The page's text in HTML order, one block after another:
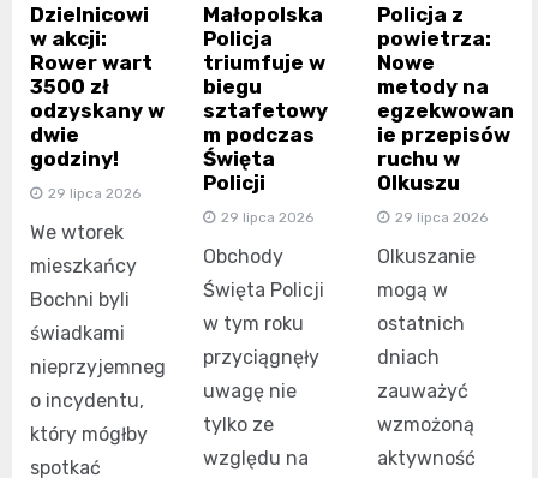
Dzielnicowi
w akcji:
Rower wart
3500 zł
odzyskany w
dwie
godziny!
29 lipca 2026
We wtorek
mieszkańcy
Bochni byli
świadkami
nieprzyjemneg
o incydentu,
który mógłby
spotkać
Małopolska
Policja
triumfuje w
biegu
sztafetowy
m podczas
Święta
Policji
29 lipca 2026
Obchody
Święta Policji
w tym roku
przyciągnęły
uwagę nie
tylko ze
względu na
Policja z
powietrza:
Nowe
metody na
egzekwowan
ie przepisów
ruchu w
Olkuszu
29 lipca 2026
Olkuszanie
mogą w
ostatnich
dniach
zauważyć
wzmożoną
aktywność